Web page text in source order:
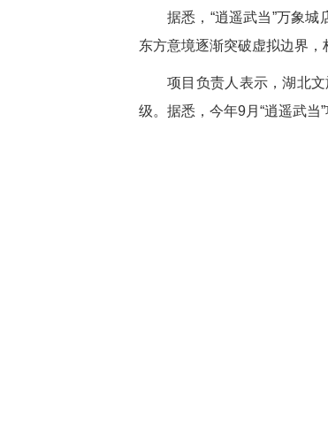
据悉，“逍遥武当”万象城
东方意境逐渐突破虚拟边界，
项目负责人表示，湖北
级。据悉，今年9月“逍遥武当